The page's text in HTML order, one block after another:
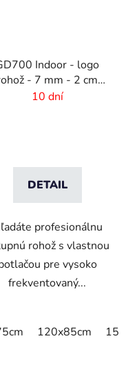
Indoor - logo
- 7 mm - 2 cm
gumový okraj
10 dní
DETAIL
profesionálnu
rohož s vlastnou
pre vysoko
frekventovaný...
120x85cm